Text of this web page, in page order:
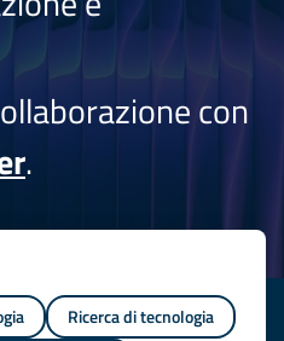
con
.
Ricerca di tecnologia